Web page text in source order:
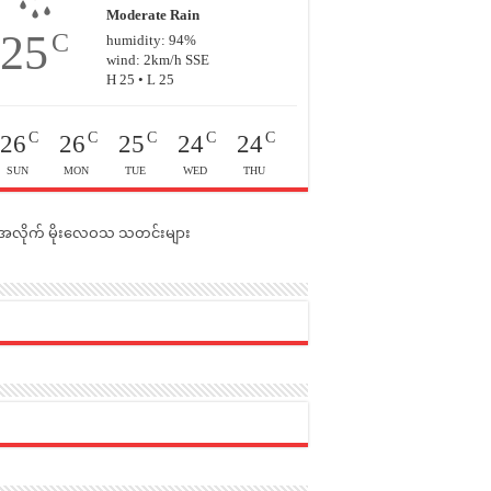
25C
Moderate Rain
humidity: 94%
wind: 2km/h SSE
H 25 • L 25
26 C
SUN
26 C
MON
25 C
TUE
24C
WED
24C
THU
လိုက် မိုးလေဝသ သတင်းများ